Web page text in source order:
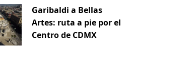
Garibaldi a Bellas
Artes: ruta a pie por el
Centro de CDMX